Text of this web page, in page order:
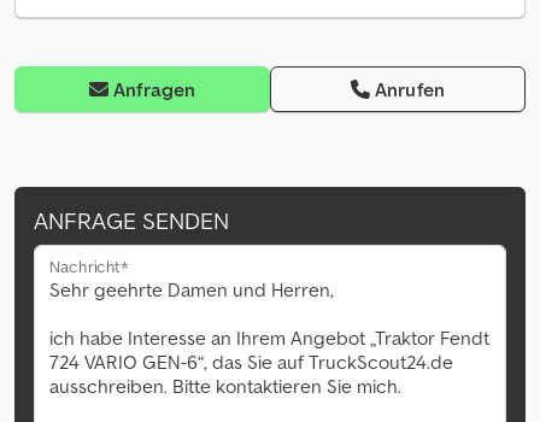
Anfragen Anrufen
ANFRAGE SENDEN
Nachricht*